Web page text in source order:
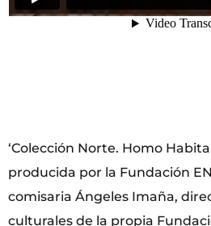
‘Colección Norte. Homo
producida por la Fundación
comisaria Ángeles Imaña,
culturales de la propia